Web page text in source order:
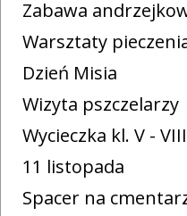
Zabawa
Warsztaty
Dzień Misia
Wizyta pszczelarzy
Wycieczka kl. V -
11 listopada
Spacer na